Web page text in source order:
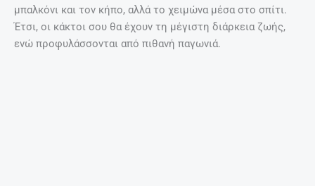
μπαλκόνι και τον κήπο, αλλά το χειμώνα μέσα στο σπίτι.
Έτσι, οι κάκτοι σου θα έχουν τη μέγιστη διάρκεια ζωής,
ενώ προφυλάσσονται από πιθανή παγωνιά.